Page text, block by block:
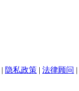
| 隐私政策 | 法律顾问 |